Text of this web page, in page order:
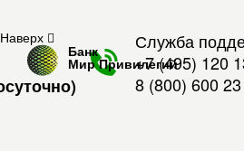
Служба
+7 (495) 120
8 (800) 600
Наверх
Банк
Мир Привилегий